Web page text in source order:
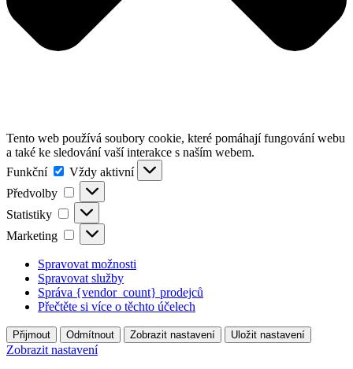
Tento web používá soubory cookie, které pomáhají fungování webu
a také ke sledování vaší interakce s naším webem.
Funkční
Funkční
Vždy aktivní
Předvolby
Předvolby
Statistiky Statistiky
Marketing Marketing
Spravovat možnosti
Spravovat služby
Správa {vendor_count} prodejců
Přečtěte si více o těchto účelech
Přijmout Odmítnout Zobrazit nastavení Uložit nastavení
Zobrazit nastavení